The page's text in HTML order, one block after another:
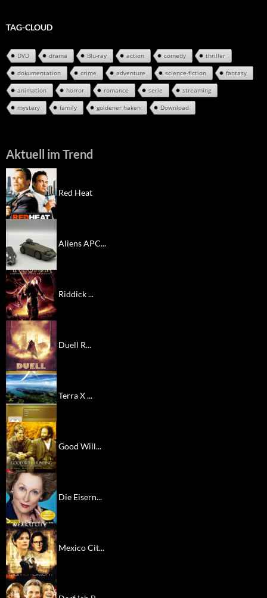
TAG-CLOUD
DVD drama Blu-ray action comedy thriller
dokumentation crime adventure science-fiction fantasy
animation horror romance serie streaming
mystery family goldener haken Download
Aktuell im Trend
Red Heat
Aliens APC...
Riddick ...
Duell R...
Terra X ...
Good Will...
Die Eisern...
Mexico Cit...